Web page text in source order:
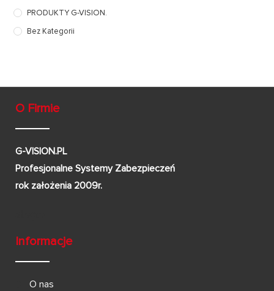
PRODUKTY G-VISION.
Bez Kategorii
O Firmie
G-VISION.PL
Profesjonalne Systemy Zabezpieczeń
rok założenia 2009r.
Informacje
O nas